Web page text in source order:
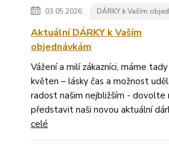
03.05.2026 DÁRKY k Vaším
Aktuální DÁRKY k Vaším
objednávkám
Vážení a milí zákazníci, máme
květen – lásky čas a možnost
radost našim nejbližším - dovolte
představit naši novou aktuální
celé